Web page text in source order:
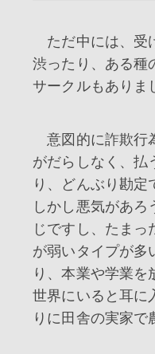
ただ中には、受
渋ったり、ある種
サークルもありま
意図的に詐欺行
がだらしなく、払
り、どんぶり勘
しかし悪気があ
じですし、たま
が弱いタイプが多
り、本業や学業
世界にいると耳に
りに田舎の実家